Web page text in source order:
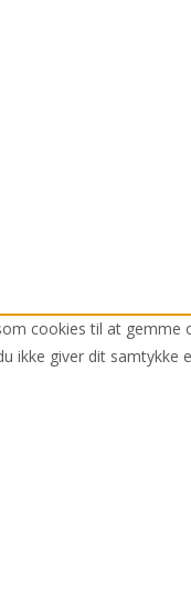
cookies til at
ikke giver dit